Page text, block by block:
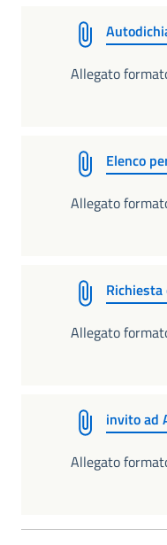
Allegato
Elenco
Allegato
Allegato
invito ad
Allegato